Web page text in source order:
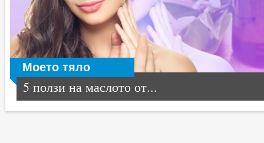
Моето тяло
5 ползи на маслото от...